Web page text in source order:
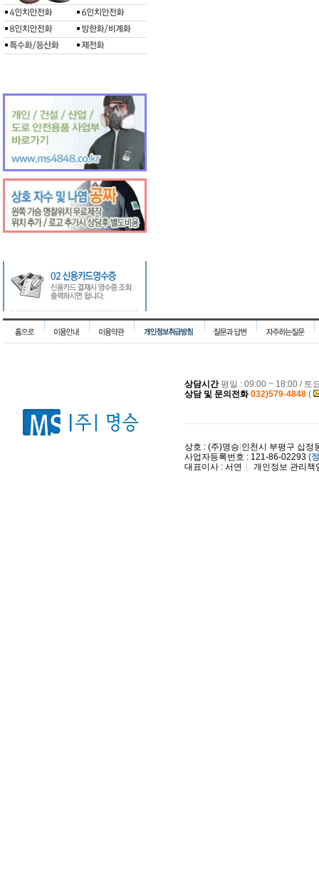
상담시간 평일 : 09:00 ~ 18:00 / 토
상담 및 문의전화032)579-4848 (
상호 : (주)명승 인천시 부평구 십정
사업자등록번호 : 121-86-02293 (
대표이사 : 서연
개인정보 관리책